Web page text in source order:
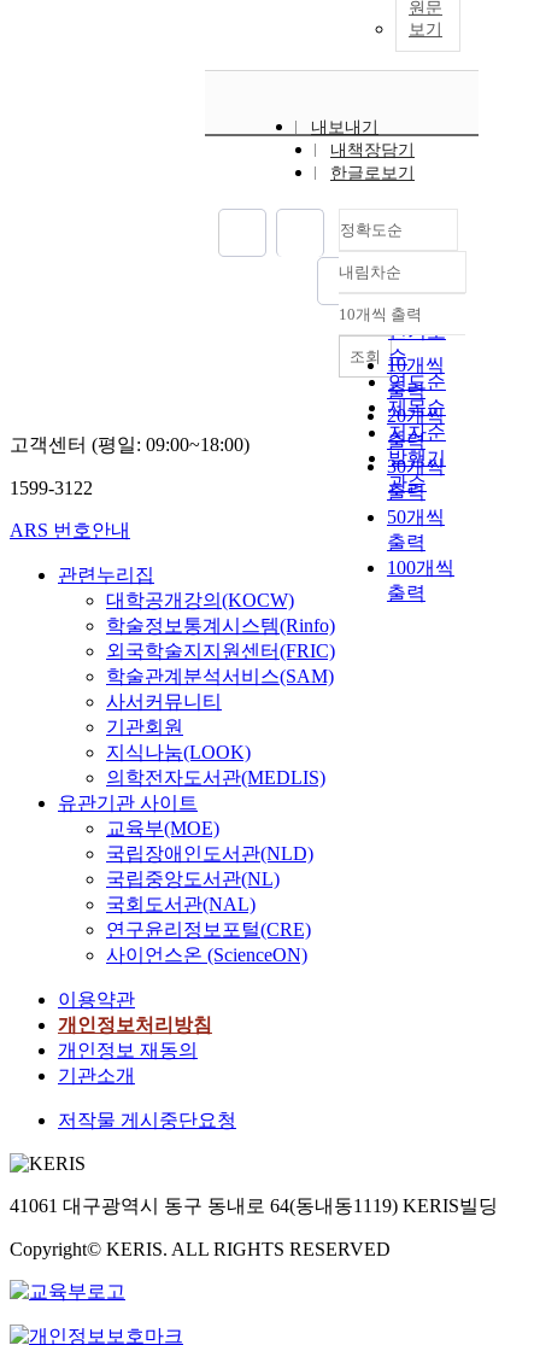
원문
보기
내보내기
내책장담기
한글로보기
정확도순
정확도
순
인기도
순
연도순
제목순
저자순
발행기
관순
내림차순
내림차순
10개씩 출력
10개씩
출력
20개씩
출력
30개씩
출력
50개씩
출력
100개씩
출력
조회
고객센터 (평일: 09:00~18:00)
1599-3122
ARS 번호안내
관련누리집
대학공개강의(KOCW)
학술정보통계시스템(Rinfo)
외국학술지지원센터(FRIC)
학술관계분석서비스(SAM)
사서커뮤니티
기관회원
지식나눔(LOOK)
의학전자도서관(MEDLIS)
유관기관 사이트
교육부(MOE)
국립장애인도서관(NLD)
국립중앙도서관(NL)
국회도서관(NAL)
연구윤리정보포털(CRE)
사이언스온 (ScienceON)
이용약관
개인정보처리방침
개인정보 재동의
기관소개
저작물 게시중단요청
41061 대구광역시 동구 동내로 64(동내동1119) KERIS빌딩
Copyright© KERIS. ALL RIGHTS RESERVED